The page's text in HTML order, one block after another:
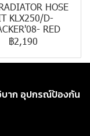
HOSE
KLX250/D-
RED
฿2,190
าก อุปกรณ์ป้องกัน